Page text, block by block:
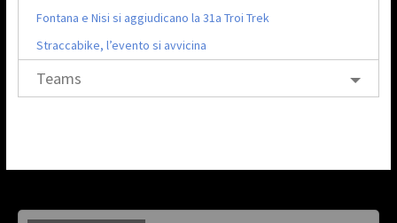
Fontana e Nisi si aggiudicano la 31a Troi Trek
Straccabike, l’evento si avvicina
Teams